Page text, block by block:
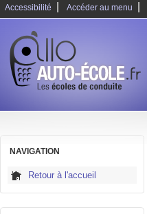
Accessibilité Accéder au menu
NAVIGATION
Retour à l'accueil